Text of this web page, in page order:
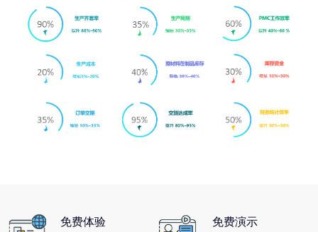
免费体验 免费演示